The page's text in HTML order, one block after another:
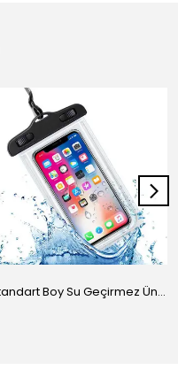
Standart Boy Su Geçirmez Üniversal Kılıf